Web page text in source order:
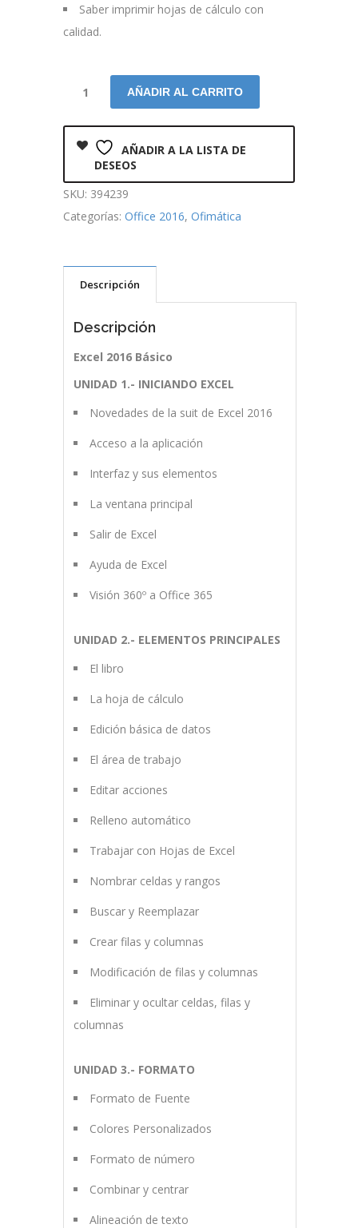
Saber imprimir hojas de cálculo con
calidad.
AÑADIR AL CARRITO
AÑADIR A LA LISTA DE
DESEOS
SKU: 394239
Categorías: Office 2016, Ofimática
Descripción
Descripción
Excel 2016 Básico
UNIDAD 1.- INICIANDO EXCEL
Novedades de la suit de Excel 2016
Acceso a la aplicación
Interfaz y sus elementos
La ventana principal
Salir de Excel
Ayuda de Excel
Visión 360º a Office 365
UNIDAD 2.- ELEMENTOS PRINCIPALES
El libro
La hoja de cálculo
Edición básica de datos
El área de trabajo
Editar acciones
Relleno automático
Trabajar con Hojas de Excel
Nombrar celdas y rangos
Buscar y Reemplazar
Crear filas y columnas
Modificación de filas y columnas
Eliminar y ocultar celdas, filas y
columnas
UNIDAD 3.- FORMATO
Formato de Fuente
Colores Personalizados
Formato de número
Combinar y centrar
Alineación de texto